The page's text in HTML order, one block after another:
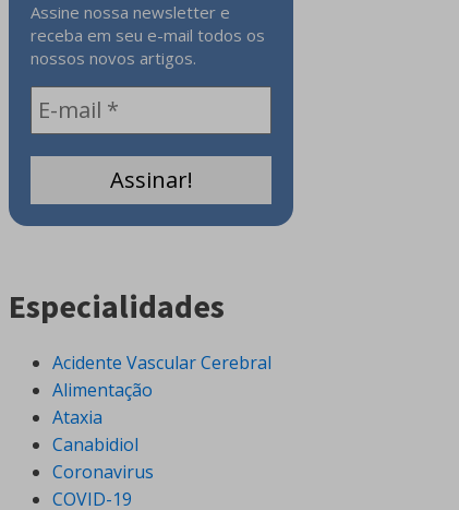
Assine nossa newsletter e
receba em seu e-mail todos os
nossos novos artigos.
Especialidades
Acidente Vascular Cerebral
Alimentação
Ataxia
Canabidiol
Coronavirus
COVID-19